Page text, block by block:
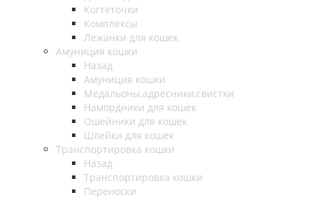
Когтеточки
Комплексы
Лежанки для кошек
Амуниция кошки
Назад
Амуниция кошки
Медальоны,адресники,свистки
Намордники для кошек
Ошейники для кошек
Шлейки для кошек
Транспортировка кошки
Назад
Транспортировка кошки
Переноски